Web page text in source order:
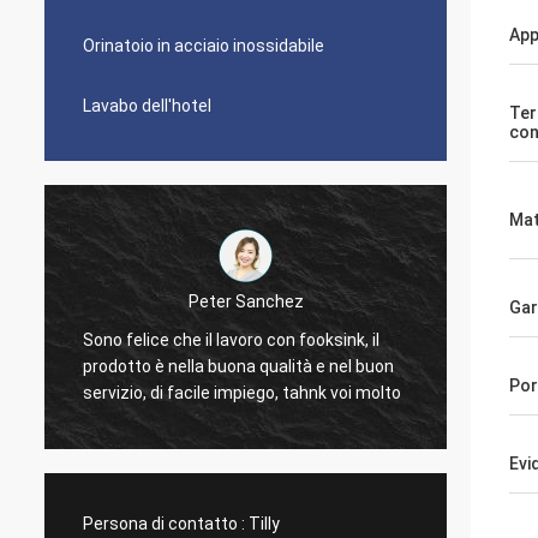
Orinatoio in acciaio inossidabile
Lavabo dell'hotel
Peter Sanchez
Sono felice che il lavoro con fooksink, il
prodotto è nella buona qualità e nel buon
servizio, di facile impiego, tahnk voi molto
Persona di contatto : Tilly